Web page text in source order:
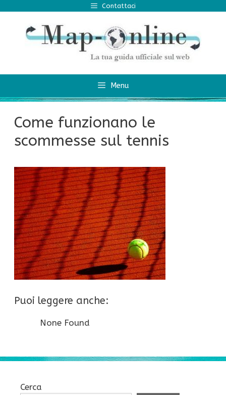
contenuto
Contattaci
Menu
Come funzionano le
scommesse sul tennis
Puoi leggere anche:
None Found
Cerca